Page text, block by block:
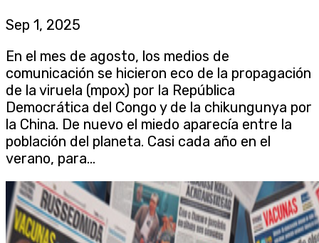
Sep 1, 2025
En el mes de agosto, los medios de
comunicación se hicieron eco de la propagación
de la viruela (mpox) por la República
Democrática del Congo y de la chikungunya por
la China. De nuevo el miedo aparecía entre la
población del planeta. Casi cada año en el
verano, para...